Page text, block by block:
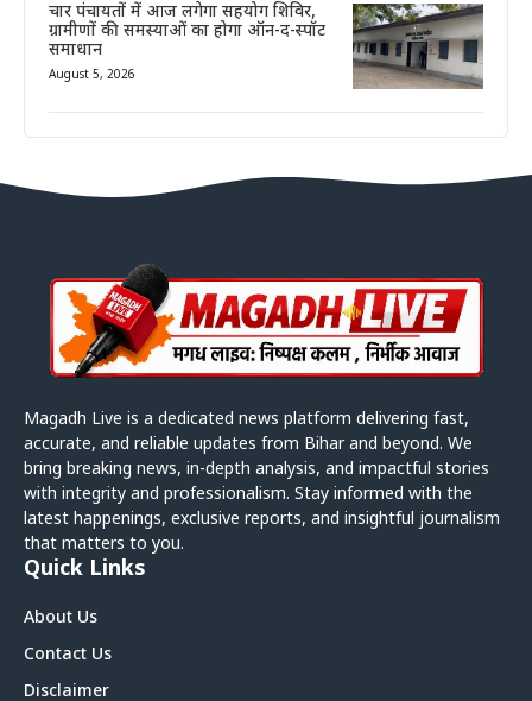
चार पंचायतों में आज लगेगा सहयोग शिविर,
ग्रामीणों की समस्याओं का होगा ऑन-द-स्पॉट
समाधान
August 5, 2026
Magadh Live is a dedicated news platform delivering fast,
accurate, and reliable updates from Bihar and beyond. We
bring breaking news, in-depth analysis, and impactful stories
with integrity and professionalism. Stay informed with the
latest happenings, exclusive reports, and insightful journalism
that matters to you.
Quick Links
About Us
Contact Us
Disclaimer